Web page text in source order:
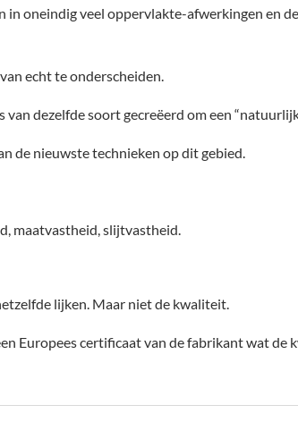
in oneindig veel oppervlakte-afwerkingen en
echt te onderscheiden.
dezelfde soort gecreëerd om een
de nieuwste technieken op dit gebied.
maatvastheid, slijtvastheid.
lijken. Maar niet de kwaliteit.
Europees certificaat van de fabrikant wat de